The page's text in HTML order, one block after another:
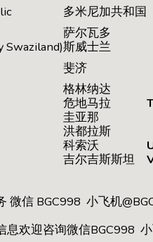
多米尼加共和国
萨尔瓦多
Swaziland)斯威士兰
斐济
格林纳达
危地马拉 T
圭亚那
洪都拉斯
科索沃
吉尔吉斯斯坦
微信 BGC998 小飞机
息欢迎咨询微信BGC998